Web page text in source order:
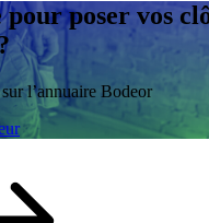
pour poser vos
l’annuaire Bodeor